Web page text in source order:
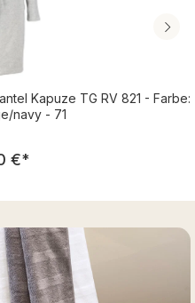
Kapuze TG RV 821 - Farbe:
navy - 71
Preis:
€*